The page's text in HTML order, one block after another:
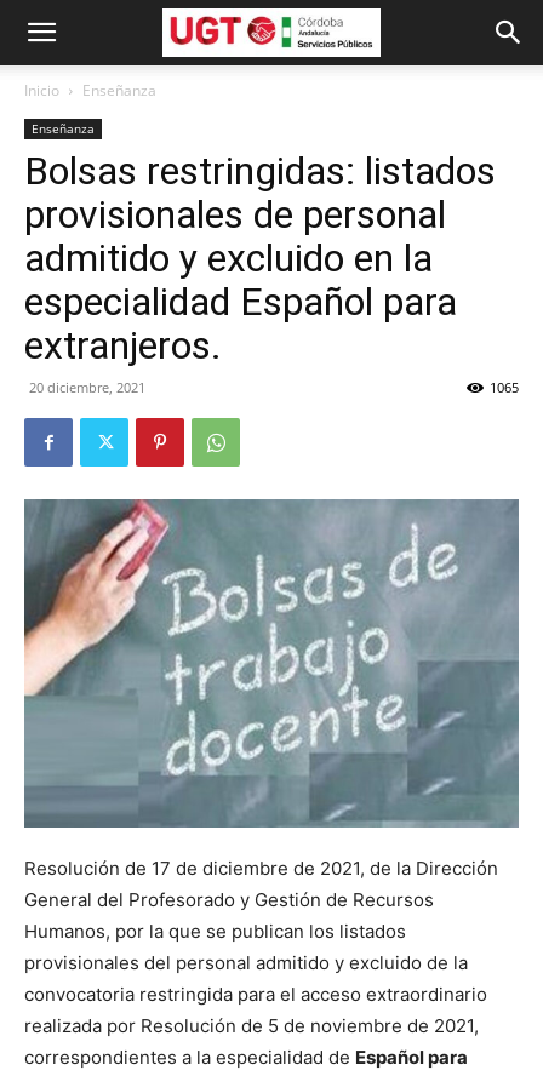
Inicio Enseñanza
Enseñanza
Bolsas restringidas: listados
provisionales de personal
admitido y excluido en la
especialidad Español para
extranjeros.
20 diciembre, 2021 1065
Resolución de 17 de diciembre de 2021, de la Dirección
General del Profesorado y Gestión de Recursos
Humanos, por la que se publican los listados
provisionales del personal admitido y excluido de la
convocatoria restringida para el acceso extraordinario
realizada por Resolución de 5 de noviembre de 2021,
correspondientes a la especialidad de Español para